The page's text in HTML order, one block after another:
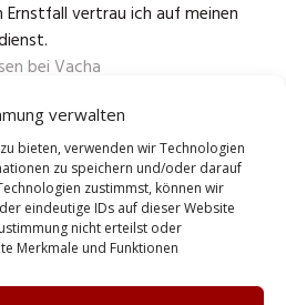
verwalten
bieten, verwenden wir Technologien
zu speichern und/oder darauf
zustimmst, können wir
eindeutige IDs auf dieser Website
nicht erteilst oder
Merkmale und Funktionen
Ernstfall vertrau ich auf meinen
bei Vacha
aus der
meiner Meinung nach
Wahl, wenn es um
geht. Neben der
Erreichbarkeit
mich vor allem die